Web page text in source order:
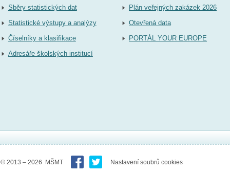
Sběry statistických dat
Statistické výstupy a analýzy
Číselníky a klasifikace
Adresáře školských institucí
Plán veřejných zakázek 2026
Otevřená data
PORTÁL YOUR EUROPE
© 2013 – 2026 MŠMT Nastavení soubrů cookies